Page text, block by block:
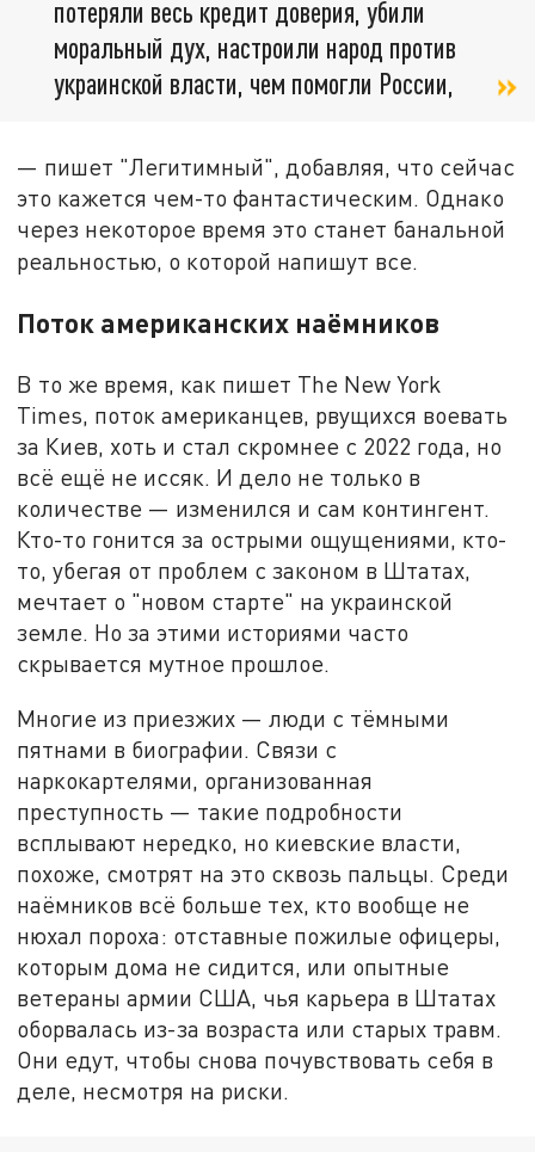
потеряли весь кредит доверия, убили
моральный дух, настроили народ против
украинской власти, чем помогли России,
— пишет "Легитимный", добавляя, что сейчас
это кажется чем-то фантастическим. Однако
через некоторое время это станет банальной
реальностью, о которой напишут все.
Поток американских наёмников
В то же время, как пишет The New York
Times, поток американцев, рвущихся воевать
за Киев, хоть и стал скромнее с 2022 года, но
всё ещё не иссяк. И дело не только в
количестве — изменился и сам контингент.
Кто-то гонится за острыми ощущениями, кто-
то, убегая от проблем с законом в Штатах,
мечтает о "новом старте" на украинской
земле. Но за этими историями часто
скрывается мутное прошлое.
Многие из приезжих — люди с тёмными
пятнами в биографии. Связи с
наркокартелями, организованная
преступность — такие подробности
всплывают нередко, но киевские власти,
похоже, смотрят на это сквозь пальцы. Среди
наёмников всё больше тех, кто вообще не
нюхал пороха: отставные пожилые офицеры,
которым дома не сидится, или опытные
ветераны армии США, чья карьера в Штатах
оборвалась из-за возраста или старых травм.
Они едут, чтобы снова почувствовать себя в
деле, несмотря на риски.